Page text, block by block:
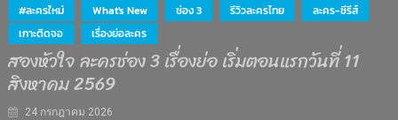
#ละครใหม่ What's New ช่อง 3 รีวิวละครไทย
ละคร-ซีรีส์
เกาะติดจอ
เรื่องย่อละคร
สองหัวใจ ละครช่อง 3 เรื่องย่อ เริ่มตอนแรกวันที่ 11
สิงหาคม 2569
24 กรกฎาคม 2026